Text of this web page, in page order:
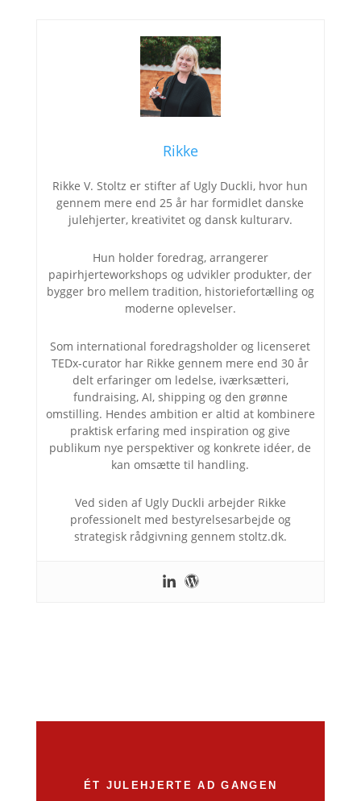
Rikke
Rikke V. Stoltz er stifter af Ugly Duckli, hvor hun
gennem mere end 25 år har formidlet danske
julehjerter, kreativitet og dansk kulturarv.
Hun holder foredrag, arrangerer
papirhjerteworkshops og udvikler produkter, der
bygger bro mellem tradition, historiefortælling og
moderne oplevelser.
Som international foredragsholder og licenseret
TEDx-curator har Rikke gennem mere end 30 år
delt erfaringer om ledelse, iværksætteri,
fundraising, AI, shipping og den grønne
omstilling. Hendes ambition er altid at kombinere
praktisk erfaring med inspiration og give
publikum nye perspektiver og konkrete idéer, de
kan omsætte til handling.
Ved siden af Ugly Duckli arbejder Rikke
professionelt med bestyrelsesarbejde og
strategisk rådgivning gennem stoltz.dk.
ÉT JULEHJERTE AD GANGEN